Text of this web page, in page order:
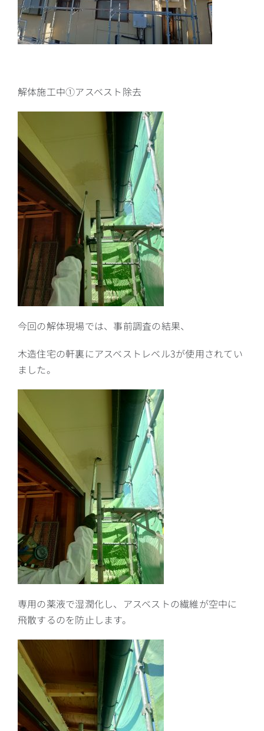
解体施工中①アスベスト除去
今回の解体現場では、事前調査の結果、
木造住宅の軒裏にアスベストレベル3が使用されてい
ました。
専用の薬液で湿潤化し、アスベストの繊維が空中に
飛散するのを防止します。